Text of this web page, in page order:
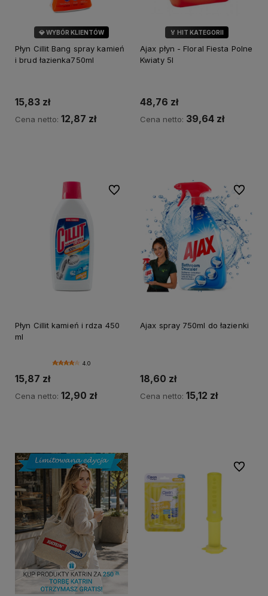
💎 WYBÓR KLIENTÓW
Płyn Cillit Bang spray kamień
i brud łazienka750ml
15,83 zł
Cena netto: 12,87 zł
🏅 HIT KATEGORII
💎 WYBÓR KLIENTÓW
Ajax płyn - Floral Fiesta Polne
Kwiaty 5l
48,76 zł
Cena netto: 39,64 zł
Płyn Cillit kamień i rdza 450
ml
4.0
15,87 zł
Cena netto: 12,90 zł
Do ulubionych
Ajax spray 750ml do łazienki
18,60 zł
Cena netto: 15,12 zł
Do
Do